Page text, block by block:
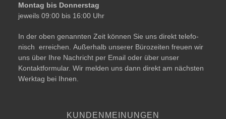
Montag bis Donnerstag
jeweils 09:00 bis 16:00 Uhr
In der oben genann­ten Zeit kön­nen Sie uns direkt tele­fo­
nisch errei­chen. Außerhalb unse­rer Bürozeiten freu­en wir
uns über Ihre Nachricht per Email oder über unser
Kontaktformular. Wir mel­den uns dann direkt am nächs­ten
Werktag bei Ihnen.
KUNDENMEINUNGEN